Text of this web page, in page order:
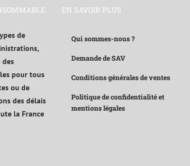
de
pour tous
ou de
des délais
la France
EN SAVOIR PLUS
Qui sommes-nous ?
Demande de SAV
Conditions générales de ventes
Politique de confidentialité et
mentions légales